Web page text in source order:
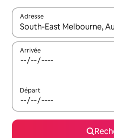
Adresse
Lorsque les résultats
Arrivée
Départ